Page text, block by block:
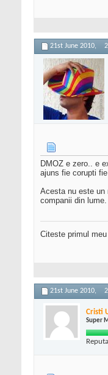
21st June 2010,
DMOZ e zero.. e
ajuns fie corupti
Acesta nu este un
companii din lume.
Citeste primul meu
21st June 2010,
Cristi
Super